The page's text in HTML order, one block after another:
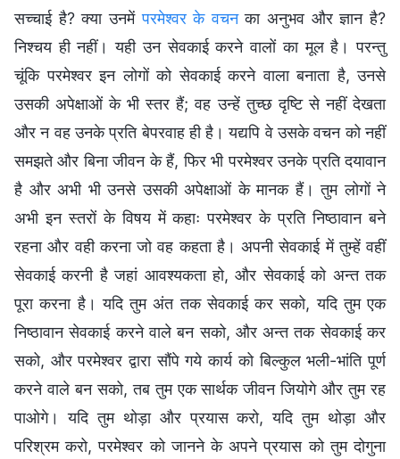
सच्चाई है? क्या उनमेंपरमेश्वर के वचनका अनुभव और ज्ञान है?
निश्चय ही नहीं। यही उन सेवकाई करने वालों का मूल है। परन्तु
चूंकि परमेश्वर इन लोगों को सेवकाई करने वाला बनाता है, उनसे
उसकी अपेक्षाओं के भी स्तर हैं; वह उन्हें तुच्छ दृष्टि से नहीं देखता
और न वह उनके प्रति बेपरवाह ही है। यद्यपि वे उसके वचन को नहीं
समझते और बिना जीवन के हैं, फिर भी परमेश्वर उनके प्रति दयावान
है और अभी भी उनसे उसकी अपेक्षाओं के मानक हैं। तुम लोगों ने
अभी इन स्तरों के विषय में कहाः परमेश्वर के प्रति निष्ठावान बने
रहना और वही करना जो वह कहता है। अपनी सेवकाई में तुम्हें वहीं
सेवकाई करनी है जहां आवश्यकता हो, और सेवकाई को अन्त तक
पूरा करना है। यदि तुम अंत तक सेवकाई कर सको, यदि तुम एक
निष्ठावान सेवकाई करने वाले बन सको, और अन्त तक सेवकाई कर
सको, और परमेश्वर द्वारा सौंपे गये कार्य को बिल्कुल भली-भांति पूर्ण
करने वाले बन सको, तब तुम एक सार्थक जीवन जियोगे और तुम रह
पाओगे। यदि तुम थोड़ा और प्रयास करो, यदि तुम थोड़ा और
परिश्रम करो, परमेश्वर को जानने के अपने प्रयास को तुम दोगुना